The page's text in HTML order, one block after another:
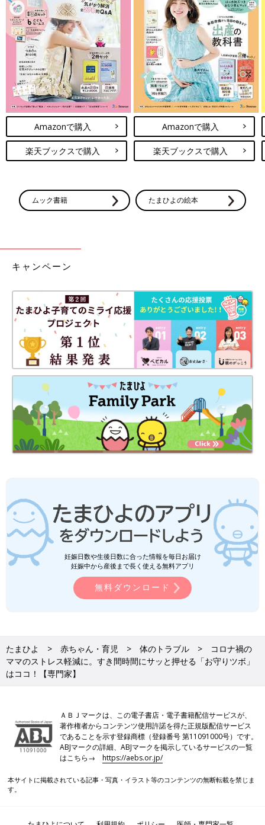
と思います。
イラスト／林ユミ 取材・文／東裕美、ひよこクラブ編集部
お話・監修／影森佳代子先生
イライラや不安を解消するのに役立つ「お守りツボ」を知ってい
ると、心の元気を取り戻せそうです。ぜひ試してみてください。
楽天ブックスで見る
パニック障害を発症した経験のある影森先生が、自身の経験をも
とに考案した、心理学と東洋医学の両面からアプローチする独自
のメソッドを紹介。パニック障害ではない人の心の不安やストレ
ス解消にも役立つ。（河出書房新社）
Amazonで購入
楽天ブックスで購入
Amazonで購入
楽天ブックスで購入
ムック書籍 たまひよの絵本
キャンペーン
妊娠日数や生後日数に合った情報を毎日お届け
妊娠中から産後まで長く使える無料アプリ
無料ダウンロード
たまひよ 赤ちゃん・育児 体のトラブル
コロナ禍の
ママのストレス軽減に。すき間時間にサッと押せる「お守りツボ」
はココ！【専門家】
ＡＢＪマークは、この電子書店・電子書籍配信サービスが、
著作権者からコンテンツ使用許諾を得た正規版配信サービス
であることを示す登録商標（登録番号 第11091000号）です。
ABJマークの詳細、ABJマークを掲示しているサービスの一覧
はこちら→https://aebs.or.jp/
本サイトに掲載されている記事・写真・イラスト等のコンテンツの無断転載を禁じま
す。